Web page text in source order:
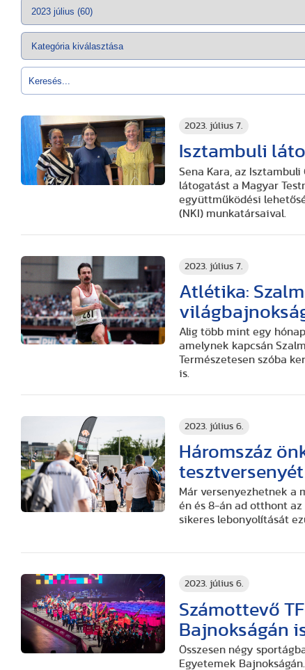
2023. július 7.
Isztambuli
Sena Kara, az
látogatást a Magyar
együttműködési
(NKI) munkatársaival.
2023. július 7.
Atlétika:
Alig több mint egy
amelynek kapcsán
Természetesen szóba
is.
2023. július 6.
Háromszáz
tesztversenyét
Már versenyezhetnek a
én és 8-án ad otthont
sikeres lebonyolítását
2023. július 6.
Számottevő
Bajnokságán
Összesen négy
Egyetemek Bajnokságán.